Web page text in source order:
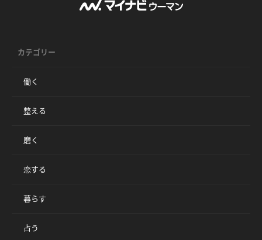
カテゴリー
働く
整える
磨く
恋する
暮らす
占う